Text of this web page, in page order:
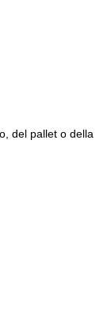
del pallet o della